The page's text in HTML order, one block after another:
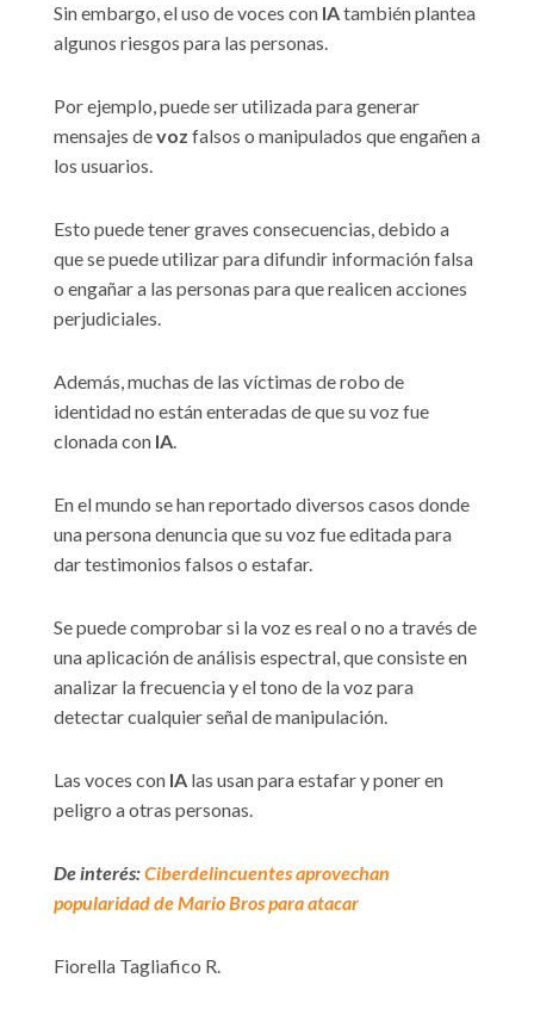
Sin embargo, el uso de voces con IAtambién plantea
algunos riesgos para las personas.
Por ejemplo, puede ser utilizada para generar
mensajes devoz falsos o manipulados que engañen a
los usuarios.
Esto puede tener graves consecuencias, debido a
que se puede utilizar para difundir información falsa
o engañar a las personas para que realicen acciones
perjudiciales.
Además, muchas de las víctimas de robo de
identidad no están enteradas de que su voz fue
clonada con IA.
En el mundo se han reportado diversos casos donde
una persona denuncia que su voz fue editada para
dar testimonios falsos o estafar.
Se puede comprobar si la voz es real o no a través de
una aplicación de análisis espectral, que consiste en
analizar la frecuencia y el tono de la voz para
detectar cualquier señal de manipulación.
Las voces con IA las usan para estafar y poner en
peligro a otras personas.
De interés:Ciberdelincuentes aprovechan
popularidad de Mario Bros para atacar
Fiorella Tagliafico R.